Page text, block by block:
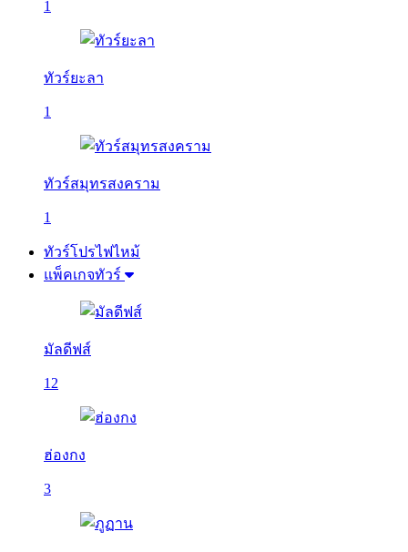
1
ทัวร์ยะลา
1
ทัวร์สมุทรสงคราม
1
ทัวร์โปรไฟไหม้
แพ็คเกจทัวร์
มัลดีฟส์
12
ฮ่องกง
3